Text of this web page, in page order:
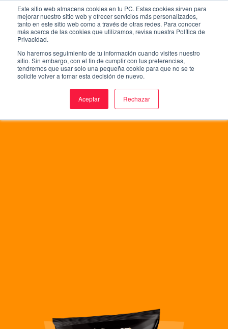
Este sitio web almacena cookies en tu PC. Estas cookies sirven para
mejorar nuestro sitio web y ofrecer servicios más personalizados,
tanto en este sitio web como a través de otras redes. Para conocer
más acerca de las cookies que utilizamos, revisa nuestra Política de
Privacidad.
No haremos seguimiento de tu información cuando visites nuestro
sitio. Sin embargo, con el fin de cumplir con tus preferencias,
tendremos que usar solo una pequeña cookie para que no se te
solicite volver a tomar esta decisión de nuevo.
Aceptar Rechazar